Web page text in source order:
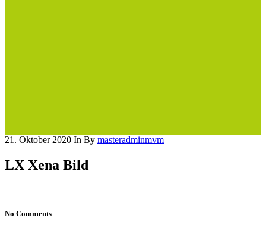
21. Oktober 2020 In By masteradminmvm
LX Xena Bild
No Comments